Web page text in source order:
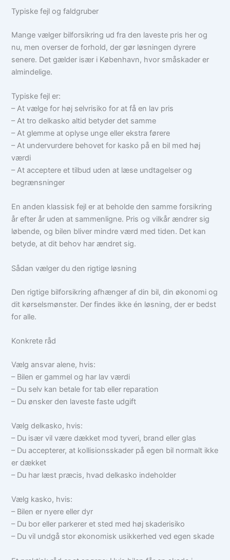
Typiske fejl og faldgruber
Mange vælger bilforsikring ud fra den laveste pris her og
nu, men overser de forhold, der gør løsningen dyrere
senere. Det gælder især i København, hvor småskader er
almindelige.
Typiske fejl er:
– At vælge for høj selvrisiko for at få en lav pris
– At tro delkasko altid betyder det samme
– At glemme at oplyse unge eller ekstra førere
– At undervurdere behovet for kasko på en bil med høj
værdi
– At acceptere et tilbud uden at læse undtagelser og
begrænsninger
En anden klassisk fejl er at beholde den samme forsikring
år efter år uden at sammenligne. Pris og vilkår ændrer sig
løbende, og bilen bliver mindre værd med tiden. Det kan
betyde, at dit behov har ændret sig.
Sådan vælger du den rigtige løsning
Den rigtige bilforsikring afhænger af din bil, din økonomi og
dit kørselsmønster. Der findes ikke én løsning, der er bedst
for alle.
Konkrete råd
Vælg ansvar alene, hvis:
– Bilen er gammel og har lav værdi
– Du selv kan betale for tab eller reparation
– Du ønsker den laveste faste udgift
Vælg delkasko, hvis:
– Du især vil være dækket mod tyveri, brand eller glas
– Du accepterer, at kollisionsskader på egen bil normalt ikke
er dækket
– Du har læst præcis, hvad delkasko indeholder
Vælg kasko, hvis:
– Bilen er nyere eller dyr
– Du bor eller parkerer et sted med høj skaderisiko
– Du vil undgå stor økonomisk usikkerhed ved egen skade